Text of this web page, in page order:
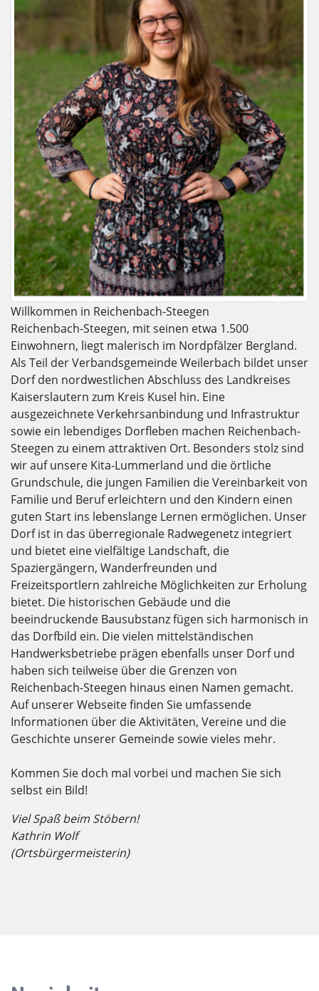
Willkommen in Reichenbach-Steegen
Reichenbach-Steegen, mit seinen etwa 1.500
Einwohnern, liegt malerisch im Nordpfälzer Bergland.
Als Teil der Verbandsgemeinde Weilerbach bildet unser
Dorf den nordwestlichen Abschluss des Landkreises
Kaiserslautern zum Kreis Kusel hin. Eine
ausgezeichnete Verkehrsanbindung und Infrastruktur
sowie ein lebendiges Dorfleben machen Reichenbach-
Steegen zu einem attraktiven Ort. Besonders stolz sind
wir auf unsere Kita-Lummerland und die örtliche
Grundschule, die jungen Familien die Vereinbarkeit von
Familie und Beruf erleichtern und den Kindern einen
guten Start ins lebenslange Lernen ermöglichen. Unser
Dorf ist in das überregionale Radwegenetz integriert
und bietet eine vielfältige Landschaft, die
Spaziergängern, Wanderfreunden und
Freizeitsportlern zahlreiche Möglichkeiten zur Erholung
bietet. Die historischen Gebäude und die
beeindruckende Bausubstanz fügen sich harmonisch in
das Dorfbild ein. Die vielen mittelständischen
Handwerksbetriebe prägen ebenfalls unser Dorf und
haben sich teilweise über die Grenzen von
Reichenbach-Steegen hinaus einen Namen gemacht.
Auf unserer Webseite finden Sie umfassende
Informationen über die Aktivitäten, Vereine und die
Geschichte unserer Gemeinde sowie vieles mehr.
Kommen Sie doch mal vorbei und machen Sie sich
selbst ein Bild!
Viel Spaß beim Stöbern!
Kathrin Wolf
(Ortsbürgermeisterin)